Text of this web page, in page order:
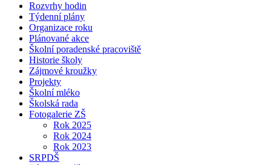
Rozvrhy hodin
Týdenní plány
Organizace roku
Plánované akce
Školní poradenské pracoviště
Historie školy
Zájmové kroužky
Projekty
Školní mléko
Školská rada
Fotogalerie ZŠ
Rok 2025
Rok 2024
Rok 2023
SRPDŠ